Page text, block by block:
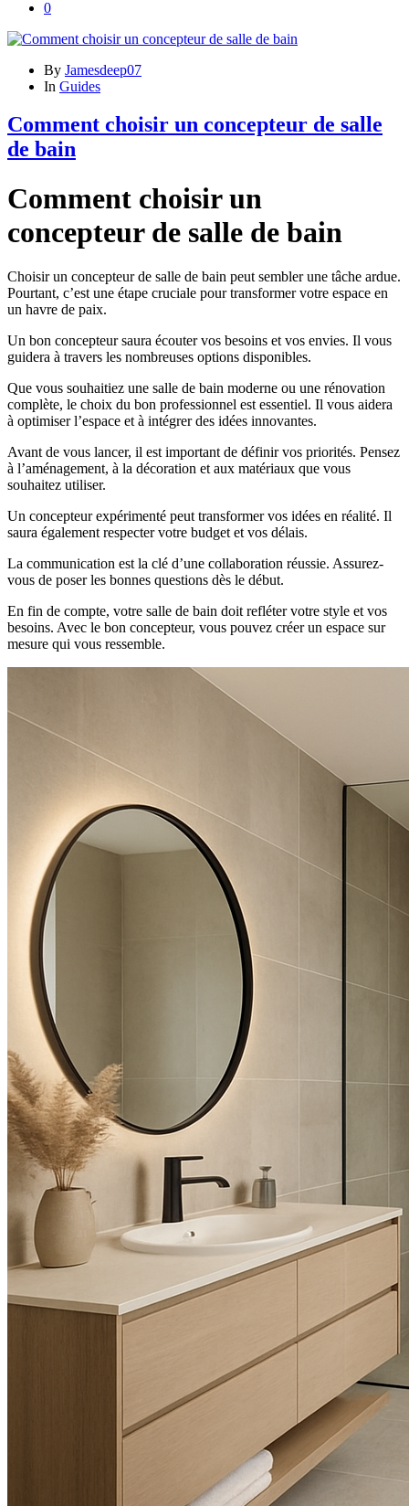
0
By Jamesdeep07
In Guides
Comment choisir un concepteur de salle
de bain
Comment choisir un
concepteur de salle de bain
Choisir un concepteur de salle de bain peut sembler une tâche ardue.
Pourtant, c’est une étape cruciale pour transformer votre espace en
un havre de paix.
Un bon concepteur saura écouter vos besoins et vos envies. Il vous
guidera à travers les nombreuses options disponibles.
Que vous souhaitiez une salle de bain moderne ou une rénovation
complète, le choix du bon professionnel est essentiel. Il vous aidera
à optimiser l’espace et à intégrer des idées innovantes.
Avant de vous lancer, il est important de définir vos priorités. Pensez
à l’aménagement, à la décoration et aux matériaux que vous
souhaitez utiliser.
Un concepteur expérimenté peut transformer vos idées en réalité. Il
saura également respecter votre budget et vos délais.
La communication est la clé d’une collaboration réussie. Assurez-
vous de poser les bonnes questions dès le début.
En fin de compte, votre salle de bain doit refléter votre style et vos
besoins. Avec le bon concepteur, vous pouvez créer un espace sur
mesure qui vous ressemble.